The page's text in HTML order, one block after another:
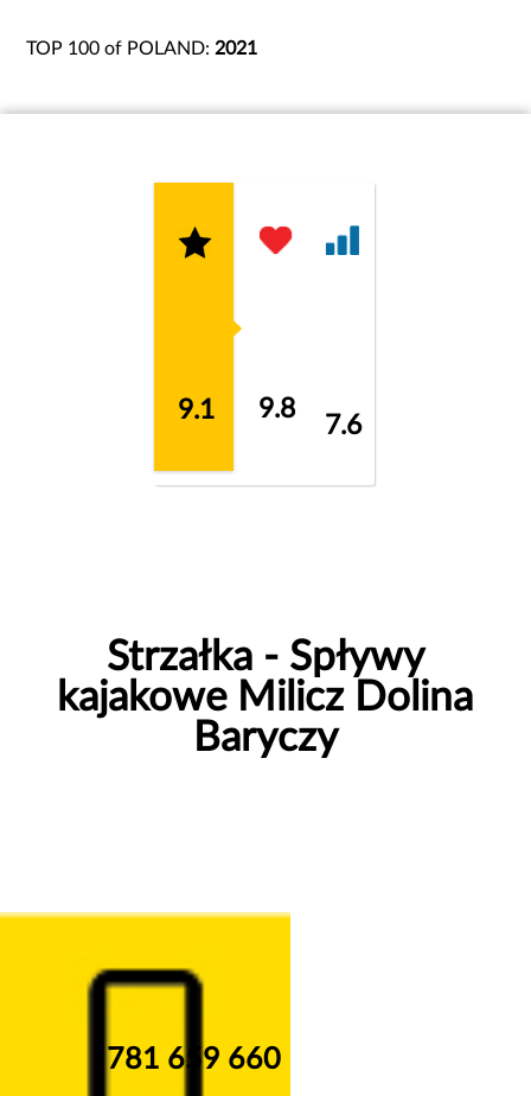
TOP 100 of POLAND:2021
9.1 9.8
7.6
Strzałka - Spływy
kajakowe Milicz Dolina
Baryczy
781 659 660